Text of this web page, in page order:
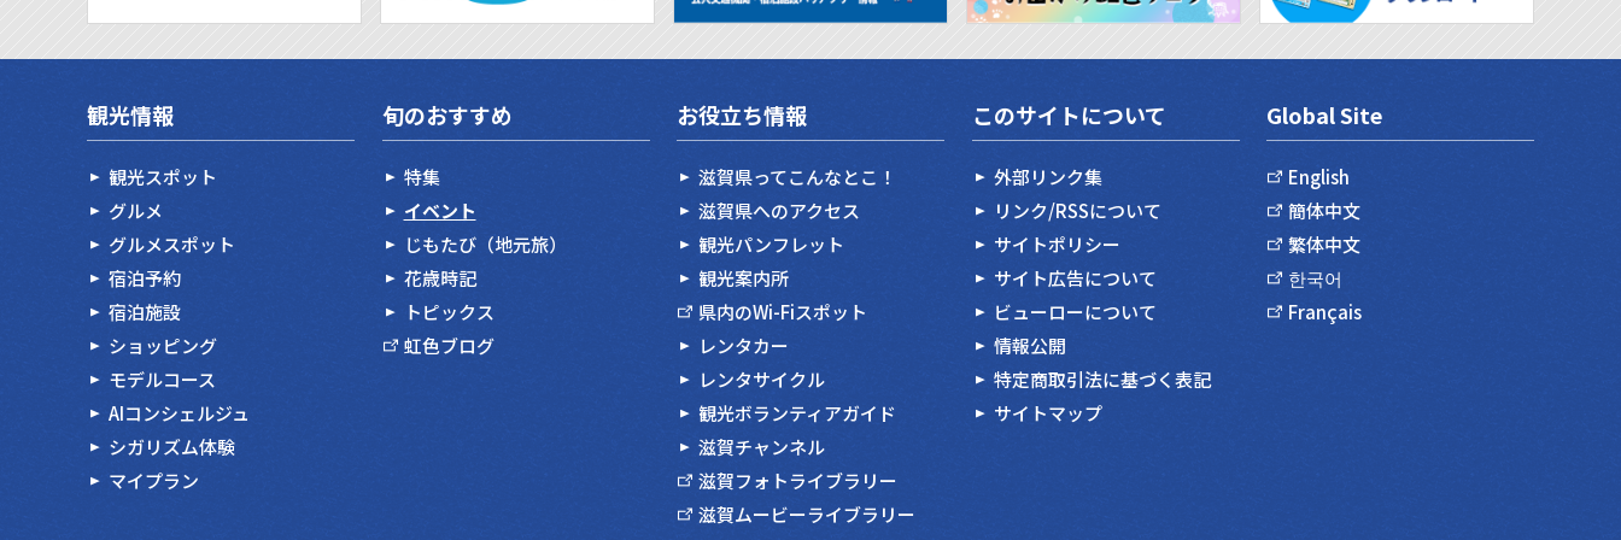
観光情報
観光スポット
グルメ
グルメスポット
宿泊予約
宿泊施設
ショッピング
モデルコース
AIコンシェルジュ
シガリズム体験
マイプラン
旬のおすすめ
特集
イベント
じもたび（地元旅）
花歳時記
トピックス
虹色ブログ
お役立ち情報
滋賀県ってこんなとこ！
滋賀県へのアクセス
観光パンフレット
観光案内所
県内のWi-Fiスポット
レンタカー
レンタサイクル
観光ボランティアガイド
滋賀チャンネル
滋賀フォトライブラリー
滋賀ムービーライブラリー
このサイトについて
外部リンク集
リンク/RSSについて
サイトポリシー
サイト広告について
ビューローについて
情報公開
特定商取引法に基づく表記
サイトマップ
Global Site
English
簡体中文
繁体中文
한국어
Français